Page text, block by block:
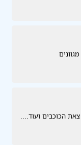
הכוכבים ועוד....